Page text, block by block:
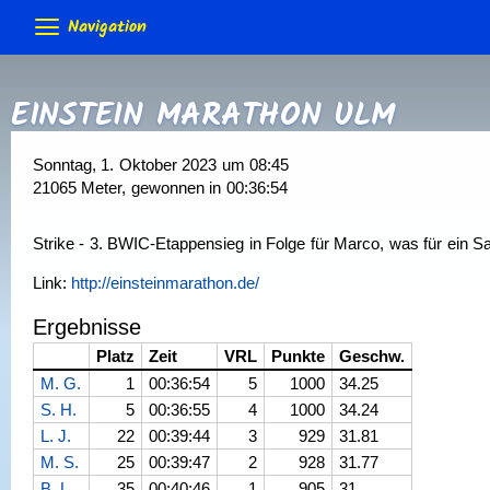
Navigation
Neuigkeiten
Termine & Veranstaltungen
Bodenseeumrundung
2015
Löwen-
Corona Schutzkonzept Trainer
Rennen & Wettkämpfe
Verein
Biete & Suche Material-Info Rollen
Impressum
Kontakt
> Anmelden
EINSTEIN MARATHON ULM
Sonntag, 1. Oktober 2023 um 08:45
21065 Meter, gewonnen in 00:36:54
Strike - 3. BWIC-Etappensieg in Folge für Marco, was für ein
Link: http://einsteinmarathon.de/
Ergebnisse
Platz Zeit VRL Punkte
Geschw.
M. G.
1 00:36:54 5 1000
34.25
S. H.
5 00:36:55 4 1000
34.24
L. J.
22 00:39:44 3 929
31.81
M. S.
25 00:39:47 2 928
31.77